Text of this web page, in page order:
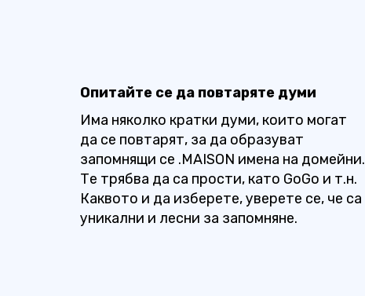
Опитайте се да повтаряте думи
Има няколко кратки думи, които могат
да се повтарят, за да образуват
запомнящи се .MAISON имена на домейни.
Те трябва да са прости, като GoGo и т.н.
Каквото и да изберете, уверете се, че са
уникални и лесни за запомняне.